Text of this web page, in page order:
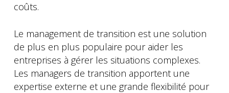
coûts.
Le management de transition est une solution
de plus en plus populaire pour aider les
entreprises à gérer les situations complexes.
Les managers de transition apportent une
expertise externe et une grande flexibilité pour